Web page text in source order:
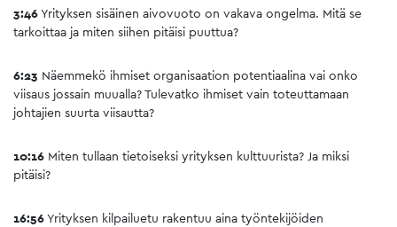
3:46Yrityksen sisäinen aivovuoto on vakava ongelma. Mitä se
tarkoittaa ja miten siihen pitäisi puuttua?
6:23 Näemmekö ihmiset organisaation potentiaalina vai onko
viisaus jossain muualla? Tulevatko ihmiset vain toteuttamaan
johtajien suurta viisautta?
10:16 Miten tullaan tietoiseksi yrityksen kulttuurista? Ja miksi
pitäisi?
16:56Yrityksen kilpailuetu rakentuu aina työntekijöiden